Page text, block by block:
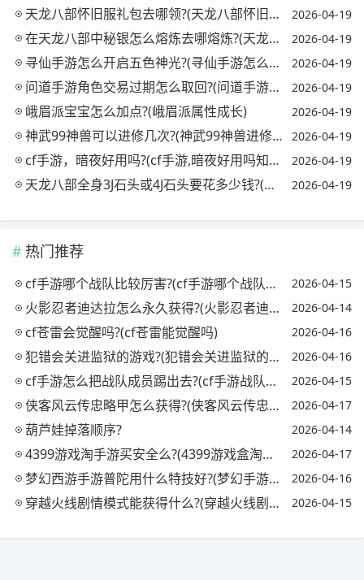
天龙八部怀旧服礼包去哪领?(天龙八部怀旧服哪里有礼包) 2026-04-19
在天龙八部中秘银怎么熔炼去哪熔炼?(天龙八部秘银溶剂怎么获得) 2026-04-19
寻仙手游怎么开启五色神光?(寻仙手游怎么开启五色神光任务) 2026-04-19
问道手游角色交易过期怎么取回?(问道手游角色过期哪里取回) 2026-04-19
峨眉派宝宝怎么加点?(峨眉派属性成长) 2026-04-19
神武99神兽可以进修几次?(神武99神兽进修后属性) 2026-04-19
cf手游，暗夜好用吗?(cf手游,暗夜好用吗知乎) 2026-04-19
天龙八部全身3J石头或4J石头要花多少钱?(天龙八部一身三级石头多少钱) 2026-04-19
热门推荐
cf手游哪个战队比较厉害?(cf手游哪个战队最强) 2026-04-15
火影忍者迪达拉怎么永久获得?(火影忍者迪达拉怎么获取) 2026-04-14
cf苍雷会觉醒吗?(cf苍雷能觉醒吗) 2026-04-16
犯错会关进监狱的游戏?(犯错会关进监狱的游戏吗) 2026-04-16
cf手游怎么把战队成员踢出去?(cf手游战队怎么踢人) 2026-04-15
侠客风云传忠略甲怎么获得?(侠客风云传忠略甲对自己) 2026-04-17
葫芦娃掉落顺序? 2026-04-14
4399游戏淘手游买安全么?(4399游戏盒淘号有用吗) 2026-04-17
梦幻西游手游普陀用什么特技好?(梦幻手游普陀必备特技) 2026-04-16
穿越火线剧情模式能获得什么?(穿越火线剧情模式怎么过) 2026-04-15